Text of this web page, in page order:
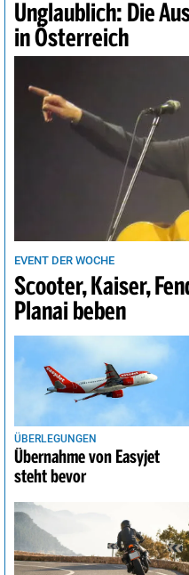
Unglaublich: Die
in Österreich
EVENT DER WOCHE
Scooter, Kaiser,
Planai beben
ÜBERLEGUNGEN
Übernahme von Easyjet
steht bevor